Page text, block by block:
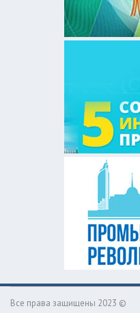
Все права защищены 2023 ©